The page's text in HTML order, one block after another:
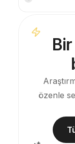
(örneğin
görselleri üretir.
birkaç kart
ve hoştur, kaba
YouMind
otomatik kart
kullanılabilir
özenle